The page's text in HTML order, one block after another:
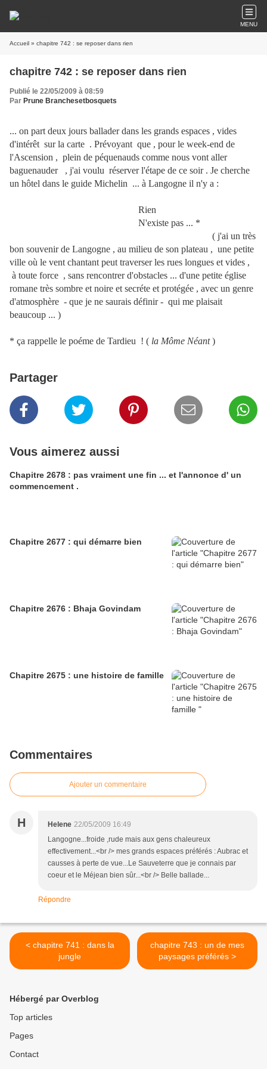
MENU
Accueil » chapitre 742 : se reposer dans rien
chapitre 742 : se reposer dans rien
Publié le 22/05/2009 à 08:59
Par Prune Branchesetbosquets
... on part deux jours ballader dans les grands espaces , vides
d'intérêt sur la carte . Prévoyant que , pour le week-end de
l'Ascension , plein de péquenauds comme nous vont aller
baguenauder , j'ai voulu réserver l'étape de ce soir . Je cherche
un hôtel dans le guide Michelin ... à Langogne il n'y a :
Rien
N'existe pas ... *
( j'ai un très
bon souvenir de Langogne , au milieu de son plateau , une petite
ville où le vent chantant peut traverser les rues longues et vides ,
à toute force , sans rencontrer d'obstacles ... d'une petite église
romane très sombre et noire et secréte et protégée , avec un genre
d'atmosphère - que je ne saurais définir - qui me plaisait
beaucoup ... )
* ça rappelle le poéme de Tardieu ! ( la Môme Néant)
Partager
Vous aimerez aussi
Chapitre 2678 : pas vraiment une fin ... et l'annonce d' un
commencement .
Chapitre 2677 : qui démarre bien
Chapitre 2676 : Bhaja Govindam
Chapitre 2675 : une histoire de famille
Commentaires
Ajouter un commentaire
H Helene 22/05/2009 16:49
Langogne...froide ,rude mais aux gens chaleureux
effectivement...<br /> mes grands espaces préférés : Aubrac et
causses à perte de vue...Le Sauveterre que je connais par
coeur et le Méjean bien sûr...<br /> Belle ballade...
Répondre
< chapitre 741 : dans la
jungle
chapitre 743 : un de mes
paysages préférés >
Hébergé par Overblog
Top articles
Pages
Contact